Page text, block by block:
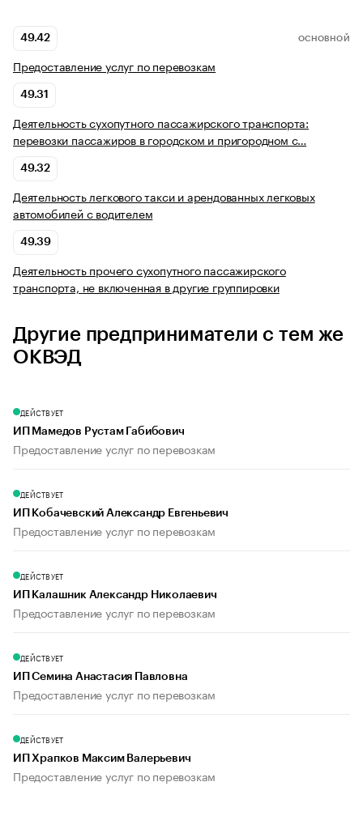
49.42 ОСНОВНОЙ
Предоставление услуг по перевозкам
49.31
Деятельность сухопутного пассажирского транспорта:
перевозки пассажиров в городском и пригородном с…
49.32
Деятельность легкового такси и арендованных легковых
автомобилей с водителем
49.39
Деятельность прочего сухопутного пассажирского
транспорта, не включенная в другие группировки
Другие предприниматели с тем же
ОКВЭД
ДЕЙСТВУЕТ
ИП Мамедов Рустам Габибович
Предоставление услуг по перевозкам
ДЕЙСТВУЕТ
ИП Кобачевский Александр Евгеньевич
Предоставление услуг по перевозкам
ДЕЙСТВУЕТ
ИП Калашник Александр Николаевич
Предоставление услуг по перевозкам
ДЕЙСТВУЕТ
ИП Семина Анастасия Павловна
Предоставление услуг по перевозкам
ДЕЙСТВУЕТ
ИП Храпков Максим Валерьевич
Предоставление услуг по перевозкам